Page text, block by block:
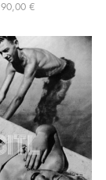
90,00 €